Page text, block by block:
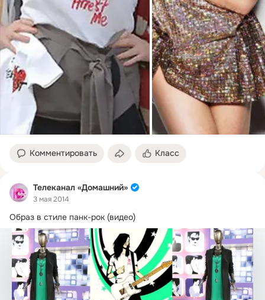
Комментировать Класс
Телеканал «Домашний»
3 мая 2014
Образ в стиле панк-рок (видео)